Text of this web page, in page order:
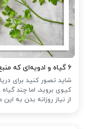
۶ گیاه و ادویه‌ای که منبع پنهان ویتامین C هستند
کیوی بروید، اما چند
از نیاز روزانه بدن به